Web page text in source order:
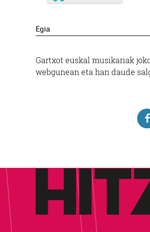
Egia
Gartxot euskal musikariak
webgunean eta han daude